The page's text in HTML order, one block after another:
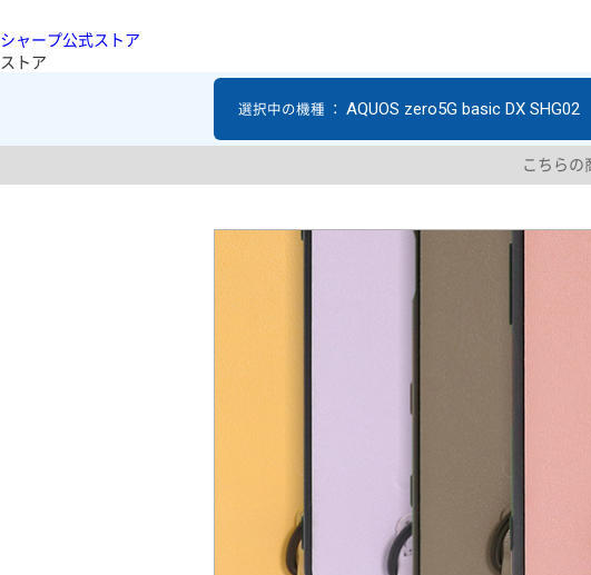
シャープ公式ストア
ストア
選択中の機種 ： AQUOS zero5G basic DX SHG02
こちらの